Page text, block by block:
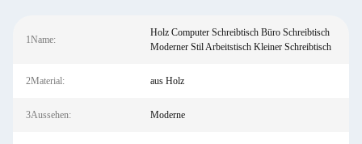
1Name:
Holz Computer Schreibtisch Büro Schreibtisch
Moderner Stil Arbeitstisch Kleiner Schreibtisch
2Material: aus Holz
3Aussehen: Moderne